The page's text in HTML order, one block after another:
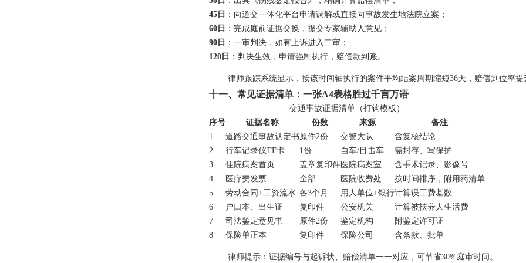
45日 ：向道交一体化平台申请调解或直接向事故发生地法院立案；
60日 ：完成庭前证据交换，提交专家辅助人意见；
90日 ：一审判决，如有上诉进入二审；
120日 ：判决生效，申请强制执行，赔偿款到账。
律师跟踪系统显示，按该时间轴执行的案件平均结案周期缩短36天，赔偿到位率提
十一、常见证据清单：一张A4表格胜过千言万语
交通事故证据清单（打钩模板）
序号
证据名称 份数 来源
备注
1
道路交通事故认定书原件2份 交警大队
含复核结论
2
行车记录仪TF卡 1份 自车/目击车
需封存、写保护
3
住院病案首页 盖章复印件 医院病案室
含手术记录、影像号
4
医疗费发票 全部 医院收费处
按时间排序，附用药清单
5
劳动合同+工资流水 各3个月 用人单位+银行计算误工费基数
6
户口本、出生证 复印件 公安机关
计算被扶养人生活费
7
司法鉴定意见书 原件2份 鉴定机构
附鉴定许可证
8
保险单正本 复印件 保险公司 含条款、批单
律师提示：证据编号与起诉状、赔偿清单一一对应，可节省30%庭审时间。